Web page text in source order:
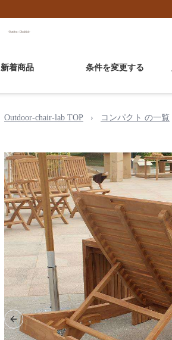
新着商品 条件を変更する
Outdoor-chair-lab TOP › コンパクト の一覧
Previous slide